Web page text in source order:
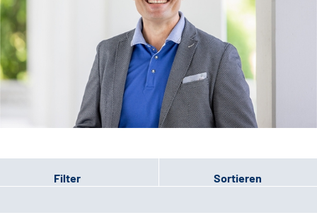
Filter Sortieren